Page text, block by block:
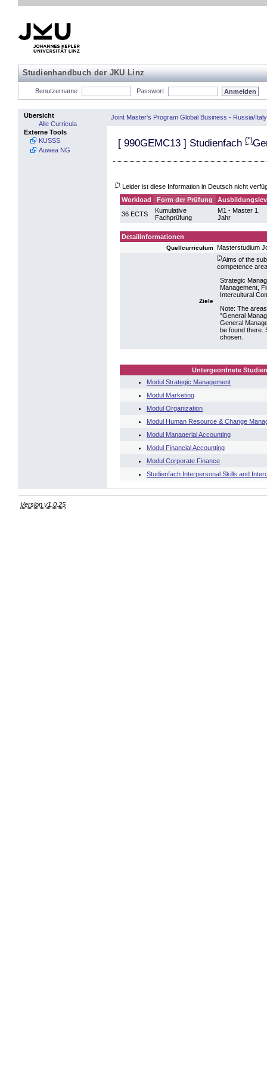
Studienhandbuch der JKU Linz
Benutzername Passwort
Übersicht
Alle Curricula
Externe Tools
KUSSS
Auwea NG
Joint Master's Program Global Business - Russia/Italy
[ 990GEMC13 ] Studienfach (*)
(*) Leider ist diese Information in Deutsch nicht
Workload
Form der Prüfung
36 ECTS
Kumulative
Fachprüfung
M1 - Master 1.
Jahr
Detailinformationen
Quellcurriculum Masterstudium
Ziele
(*)Aims of the
competence
Strategic
Management,
Intercultural
Note: The
"General
General
be found there.
chosen.
Untergeordnete
Modul Strategic Management
Modul Marketing
Modul Organization
Modul Human Resource & Change
Modul Managerial Accounting
Modul Financial Accounting
Modul Corporate Finance
Studienfach Interpersonal Skills and
Version v1.0.25